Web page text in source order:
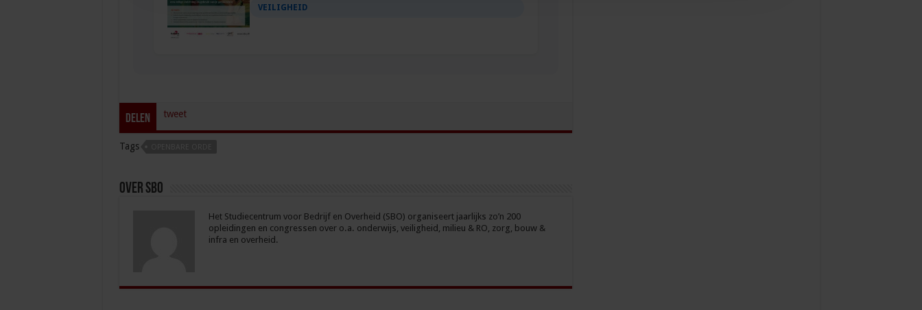
VEILIGHEID
Delen tweet
Tags
Over sbo
Het Studiecentrum voor Bedrijf en Overheid (SBO) organiseert jaarlijks zo’n 200
opleidingen en congressen over o.a. onderwijs, veiligheid, milieu & RO, zorg, bouw &
infra en overheid.